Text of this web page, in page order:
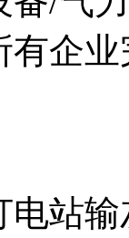
有企
电站